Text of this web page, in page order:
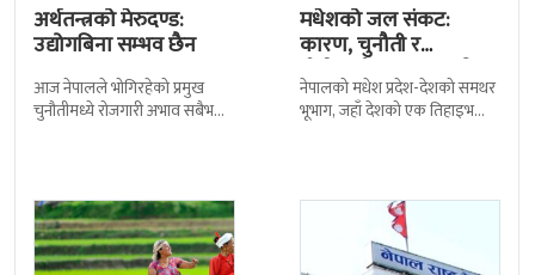
अर्थतन्त्रको मेरुदण्ड:
उद्योगबिना सम्भव छैन
आज नेपालले भोगिरहेको प्रमुख
चुनौतीमध्ये रोजगारी अभाव सबैभन्दा
मधेशको जल संकट:
कारण, चुनौती र
दीर्घकालीन समाधानको
बाटो
नेपालको मधेश प्रदेश-देशको समथर
भूभाग, जहाँ देशको एक तिहाइभन्दा